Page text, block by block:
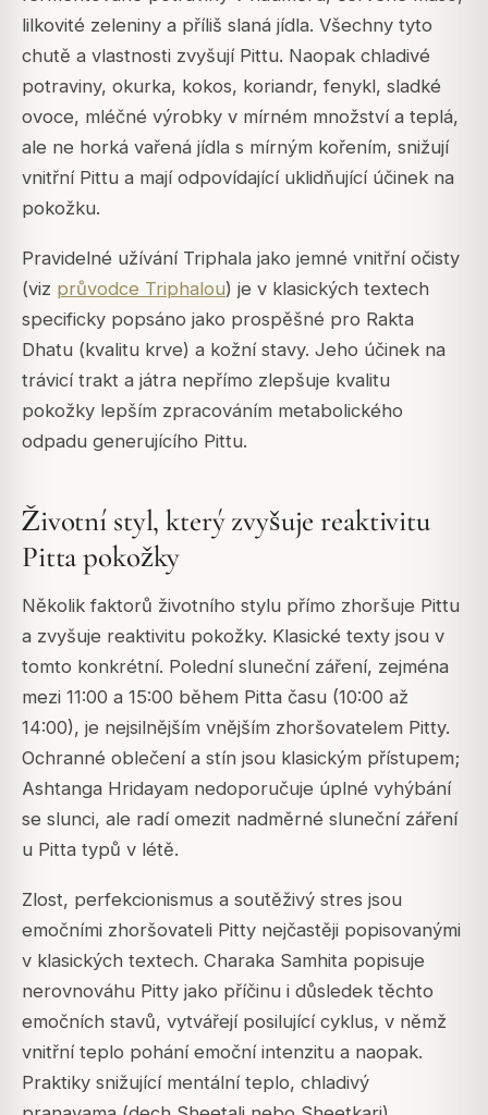
lilkovité zeleniny a příliš slaná jídla. Všechny tyto
chutě a vlastnosti zvyšují Pittu. Naopak chladivé
potraviny, okurka, kokos, koriandr, fenykl, sladké
ovoce, mléčné výrobky v mírném množství a teplá,
ale ne horká vařená jídla s mírným kořením, snižují
vnitřní Pittu a mají odpovídající uklidňující účinek na
pokožku.
Pravidelné užívání Triphala jako jemné vnitřní očisty
(viz průvodce Triphalou) je v klasických textech
specificky popsáno jako prospěšné pro Rakta
Dhatu (kvalitu krve) a kožní stavy. Jeho účinek na
trávicí trakt a játra nepřímo zlepšuje kvalitu
pokožky lepším zpracováním metabolického
odpadu generujícího Pittu.
Životní styl, který zvyšuje reaktivitu
Pitta pokožky
Několik faktorů životního stylu přímo zhoršuje Pittu
a zvyšuje reaktivitu pokožky. Klasické texty jsou v
tomto konkrétní. Polední sluneční záření, zejména
mezi 11:00 a 15:00 během Pitta času (10:00 až
14:00), je nejsilnějším vnějším zhoršovatelem Pitty.
Ochranné oblečení a stín jsou klasickým přístupem;
Ashtanga Hridayam nedoporučuje úplné vyhýbání
se slunci, ale radí omezit nadměrné sluneční záření
u Pitta typů v létě.
Zlost, perfekcionismus a soutěživý stres jsou
emočními zhoršovateli Pitty nejčastěji popisovanými
v klasických textech. Charaka Samhita popisuje
nerovnováhu Pitty jako příčinu i důsledek těchto
emočních stavů, vytvářejí posilující cyklus, v němž
vnitřní teplo pohání emoční intenzitu a naopak.
Praktiky snižující mentální teplo, chladivý